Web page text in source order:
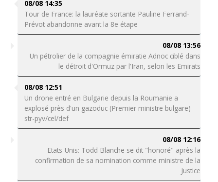
08/08 14:35
Tour de France: la lauréate sortante Pauline Ferrand-
Prévot abandonne avant la 8e étape
08/08 13:56
Un pétrolier de la compagnie émiratie Adnoc ciblé dans
le détroit d'Ormuz par l'Iran, selon les Emirats
08/08 12:51
Un drone entré en Bulgarie depuis la Roumanie a
explosé près d'un gazoduc (Premier ministre bulgare)
str-pyv/cel/def
08/08 12:16
Etats-Unis: Todd Blanche se dit "honoré" après la
confirmation de sa nomination comme ministre de la
Justice